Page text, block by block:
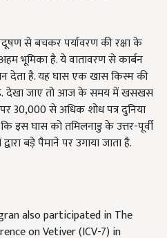
से बचकर पर्यावरण की रक्षा के
भूमिका है. ये वातावरण से कार्बन
देता है. यह घास एक खास किस्म की
. देखा जाए तो आज के समय में खसखस
30,000से अधिक शोध पत्र दुनिया
इस घास को तमिलनाडु के उत्तर-पूर्वी
बड़े पैमाने पर उगाया जाता है.
also participated in The
on Vetiver (ICV-7) in